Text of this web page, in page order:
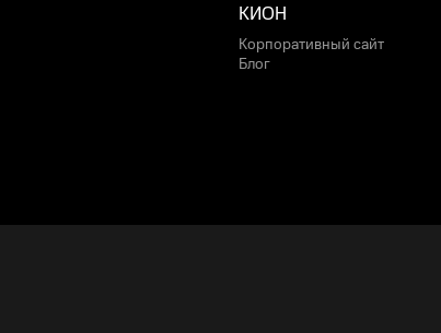
КИОН
Корпоративный сайт
Блог